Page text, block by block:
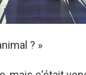
? »